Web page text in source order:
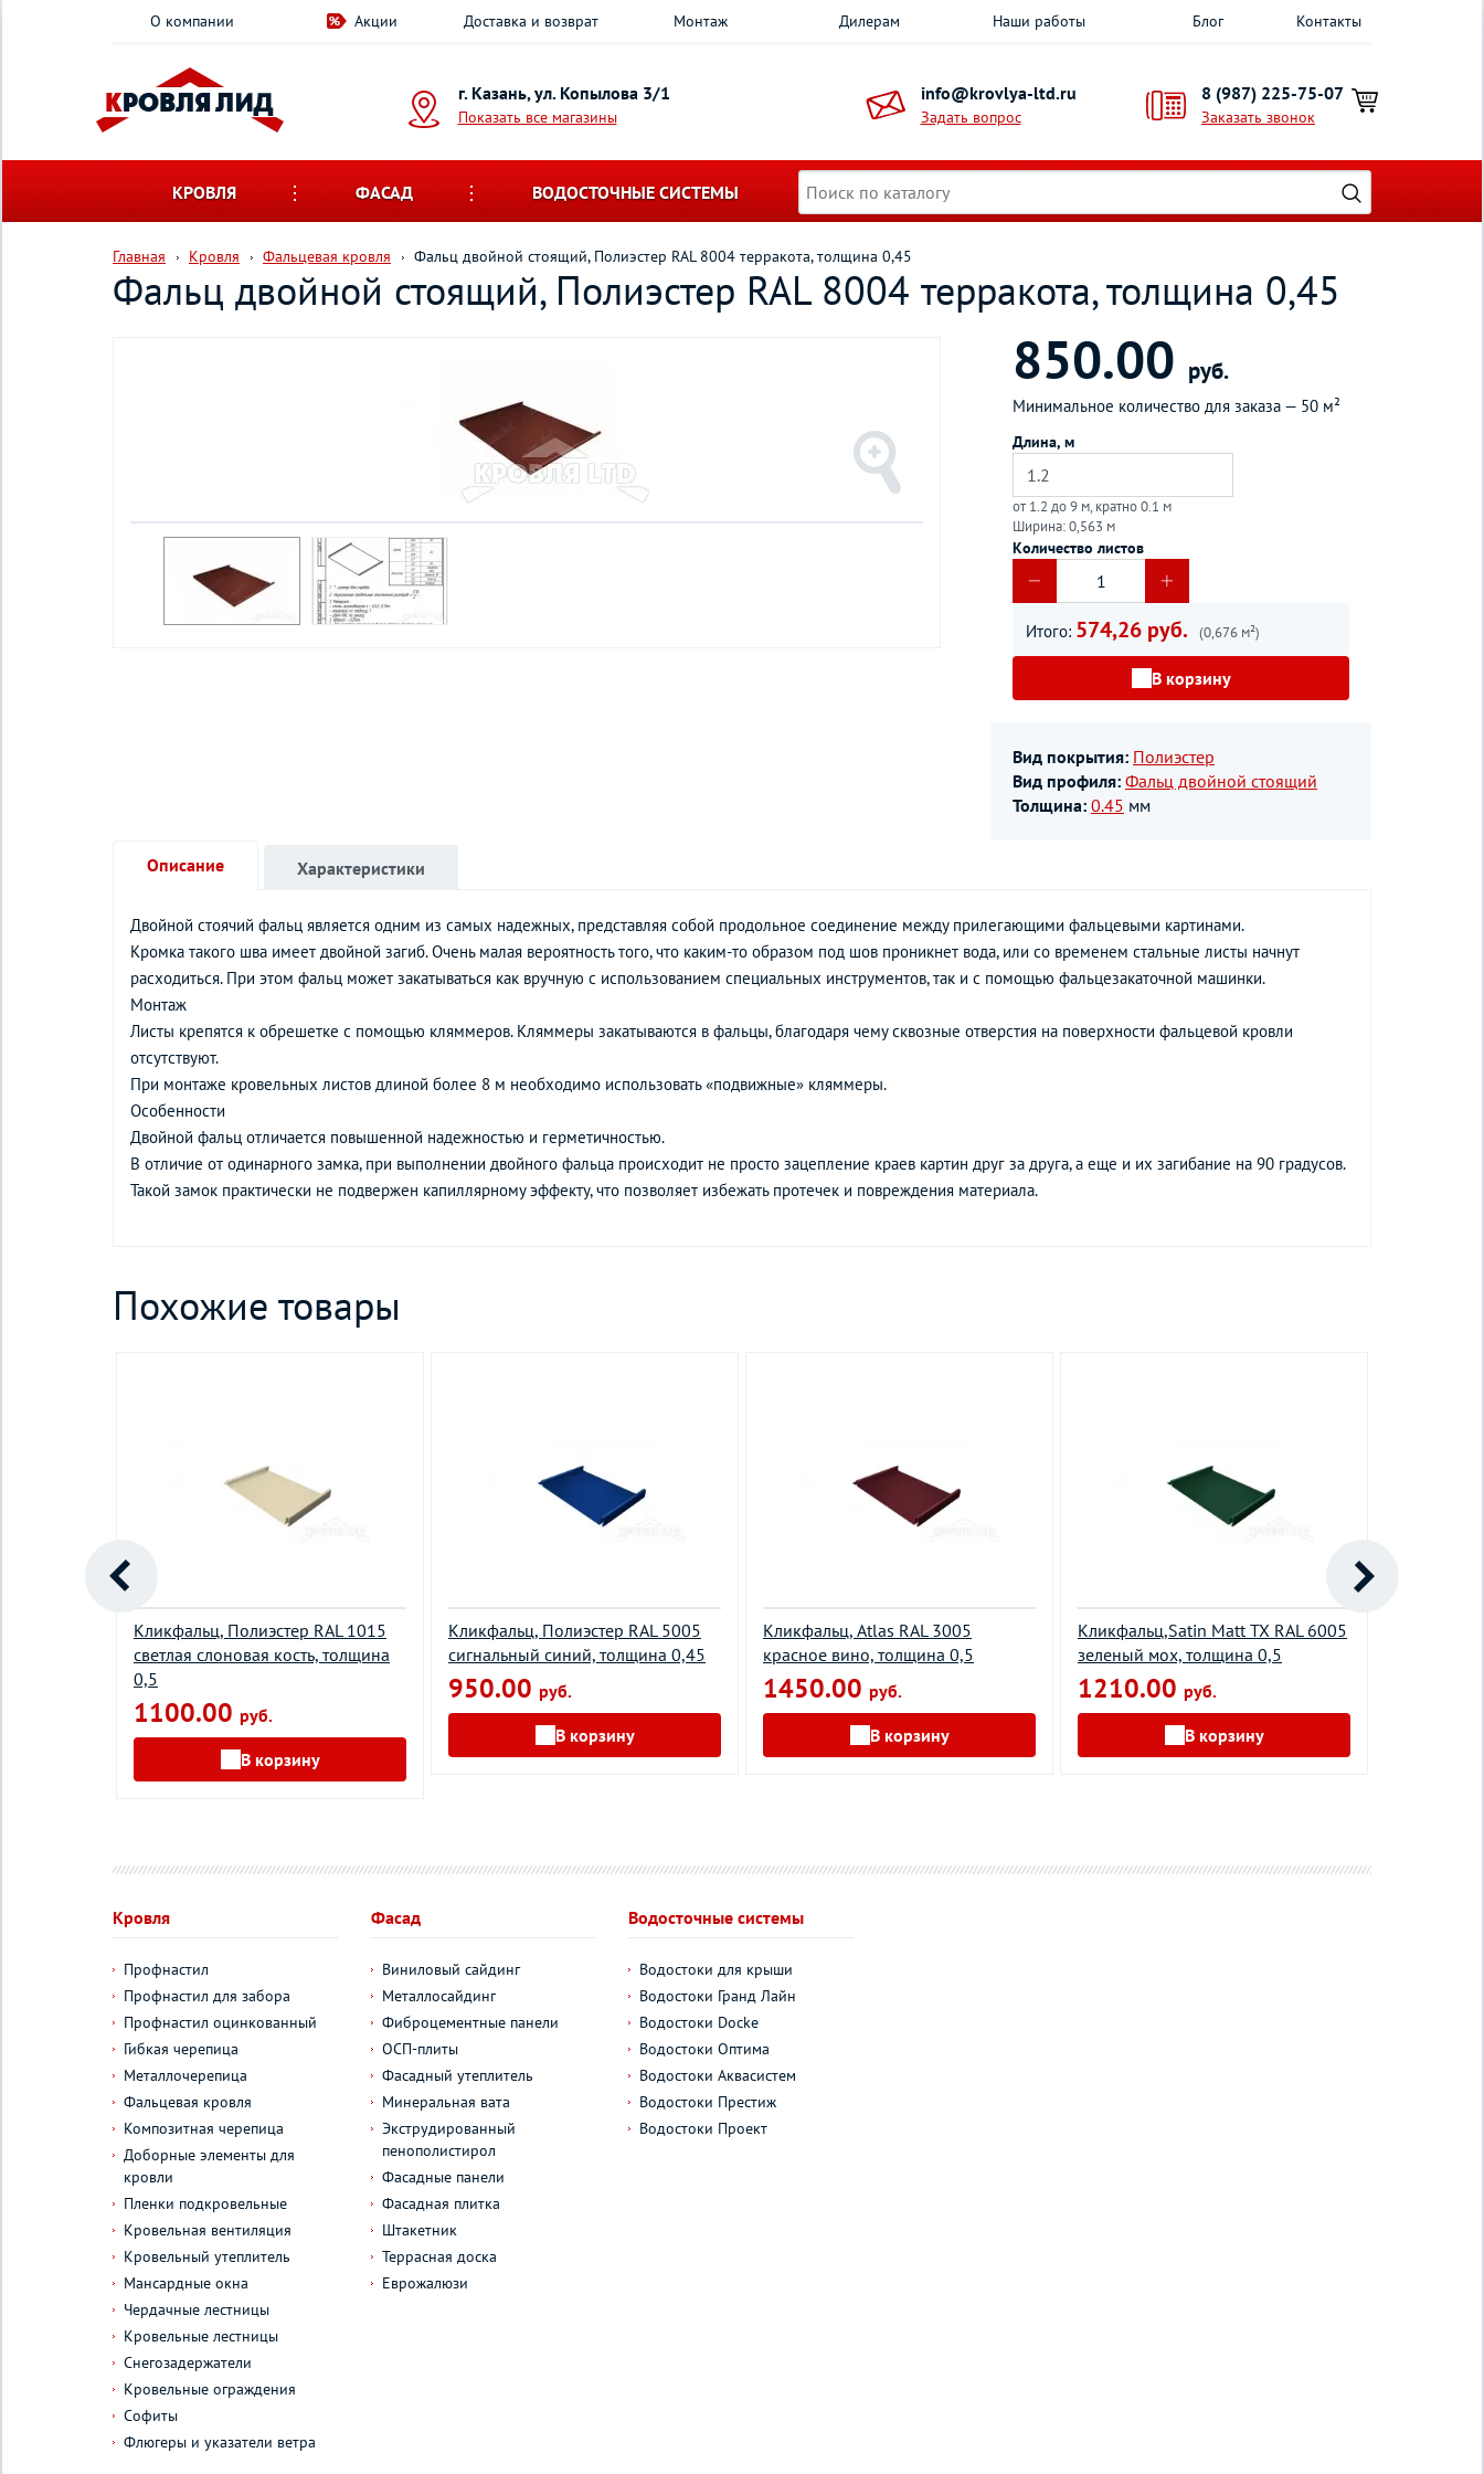
О компании Акции Доставка и возврат Монтаж Дилерам Наши работы Блог Контакты
г. Казань, ул. Копылова 3/1
Показать все магазины
info@krovlya-ltd.ru
Задать вопрос
8 (987) 225-75-07
Заказать звонок
КРОВЛЯ ФАСАД ВОДОСТОЧНЫЕ СИСТЕМЫ
Главная Кровля Фальцевая кровля Фальц двойной стоящий, Полиэстер RAL 8004 терракота, толщина 0,45
Фальц двойной стоящий, Полиэстер RAL 8004 терракота, толщина 0,45
850.00 руб.
Минимальное количество для заказа — 50 м²
Длина, м
от 1.2 до 9 м, кратно 0.1 м
Ширина: 0,563 м
Количество листов
Итого: 574,26 руб. (0,676 м²)
В корзину
Вид покрытия: Полиэстер
Вид профиля: Фальц двойной стоящий
Толщина: 0.45 мм
Описание
Двойной стоячий фальц является одним из самых надежных, представляя собой продольное соединение между прилегающими фальцевыми картинами.
Кромка такого шва имеет двойной загиб. Очень малая вероятность того, что каким-то образом под шов проникнет вода, или со временем стальные листы начнут
расходиться. При этом фальц может закатываться как вручную с использованием специальных инструментов, так и с помощью фальцезакаточной машинки.
Монтаж
Листы крепятся к обрешетке с помощью кляммеров. Кляммеры закатываются в фальцы, благодаря чему сквозные отверстия на поверхности фальцевой кровли
отсутствуют.
При монтаже кровельных листов длиной более 8 м необходимо использовать «подвижные» кляммеры.
Особенности
Двойной фальц отличается повышенной надежностью и герметичностью.
В отличие от одинарного замка, при выполнении двойного фальца происходит не просто зацепление краев картин друг за друга, а еще и их загибание на 90 градусов.
Такой замок практически не подвержен капиллярному эффекту, что позволяет избежать протечек и повреждения материала.
Характеристики
Похожие товары
Кликфальц, Полиэстер RAL 1015
светлая слоновая кость, толщина
0,5
1100.00 руб.
В корзину
Кликфальц, Полиэстер RAL 5005
сигнальный синий, толщина 0,45
950.00 руб.
В корзину
Кликфальц, Atlas RAL 3005
красное вино, толщина 0,5
1450.00 руб.
В корзину
Кликфальц,Satin Matt TX RAL 6005
зеленый мох, толщина 0,5
1210.00 руб.
В корзину
Кровля
Профнастил
Профнастил для забора
Профнастил оцинкованный
Гибкая черепица
Металлочерепица
Фальцевая кровля
Композитная черепица
Доборные элементы для
кровли
Пленки подкровельные
Кровельная вентиляция
Кровельный утеплитель
Мансардные окна
Чердачные лестницы
Кровельные лестницы
Снегозадержатели
Кровельные ограждения
Софиты
Флюгеры и указатели ветра
Фасад
Виниловый сайдинг
Металлосайдинг
Фиброцементные панели
ОСП-плиты
Фасадный утеплитель
Минеральная вата
Экструдированный
пенополистирол
Фасадные панели
Фасадная плитка
Штакетник
Террасная доска
Еврожалюзи
Водосточные системы
Водостоки для крыши
Водостоки Гранд Лайн
Водостоки Docke
Водостоки Оптима
Водостоки Аквасистем
Водостоки Престиж
Водостоки Проект